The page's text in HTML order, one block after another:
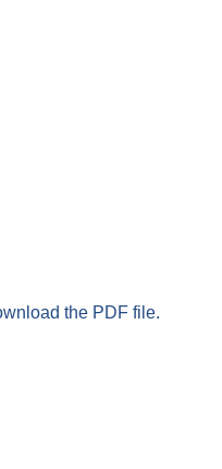
the PDF file.